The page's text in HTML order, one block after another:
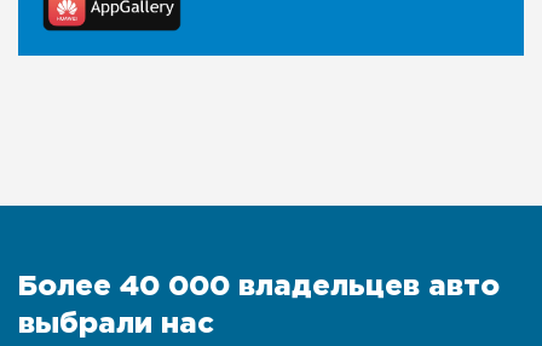
Более 40 000 владельцев авто
выбрали нас